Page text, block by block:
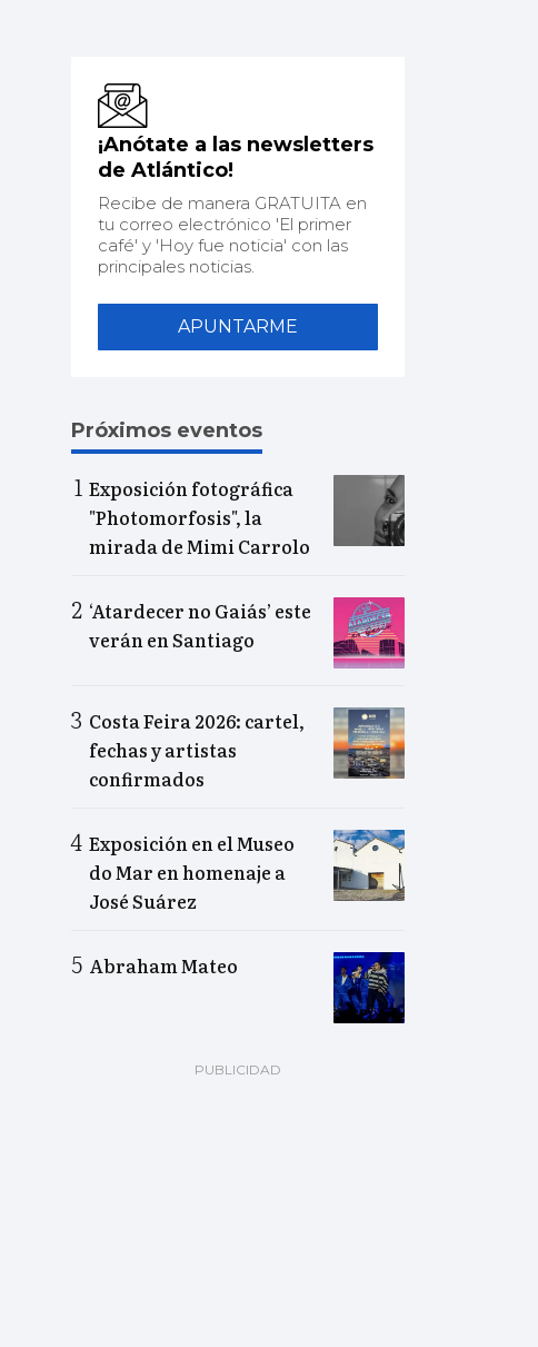
¡Anótate a las newsletters
de Atlántico!
Recibe de manera GRATUITA en
tu correo electrónico 'El primer
café' y 'Hoy fue noticia' con las
principales noticias.
APUNTARME
Próximos eventos
Exposición fotográfica
"Photomorfosis", la
mirada de Mimi Carrolo
‘Atardecer no Gaiás’ este
verán en Santiago
Costa Feira 2026: cartel,
fechas y artistas
confirmados
Exposición en el Museo
do Mar en homenaje a
José Suárez
Abraham Mateo